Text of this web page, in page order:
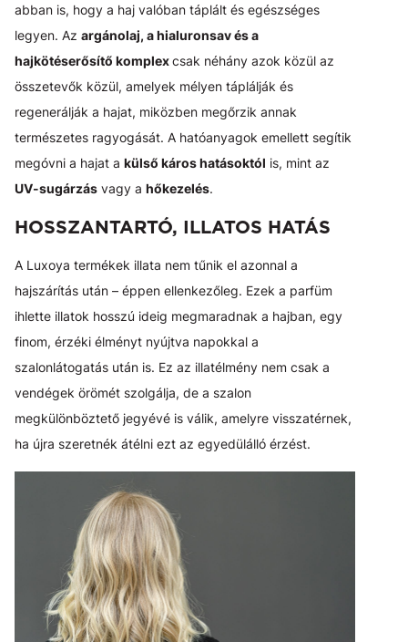
abban is, hogy a haj valóban táplált és egészséges
legyen. Az argánolaj, a hialuronsav és a
hajkötéserősítő komplexcsak néhány azok közül az
összetevők közül, amelyek mélyen táplálják és
regenerálják a hajat, miközben megőrzik annak
természetes ragyogását. A hatóanyagok emellett segítik
megóvni a hajat a külső káros hatásoktól is, mint az
UV-sugárzás vagy a hőkezelés.
HOSSZANTARTÓ, ILLATOS HATÁS
A Luxoya termékek illata nem tűnik el azonnal a
hajszárítás után – éppen ellenkezőleg. Ezek a parfüm
ihlette illatok hosszú ideig megmaradnak a hajban, egy
finom, érzéki élményt nyújtva napokkal a
szalonlátogatás után is. Ez az illatélmény nem csak a
vendégek örömét szolgálja, de a szalon
megkülönböztető jegyévé is válik, amelyre visszatérnek,
ha újra szeretnék átélni ezt az egyedülálló érzést.